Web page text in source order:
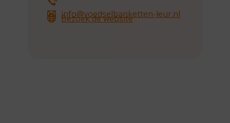
info@voedselbanketten-leur.nl
Bezoek de website